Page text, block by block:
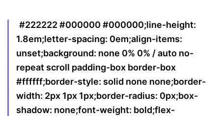
#222222 #000000 #000000;line-height:
1.8em;letter-spacing: 0em;align-items:
unset;background: none 0% 0% / auto no-
repeat scroll padding-box border-box
#ffffff;border-style: solid none none;border-
width: 2px 1px 1px;border-radius: 0px;box-
shadow: none;font-weight: bold;flex-